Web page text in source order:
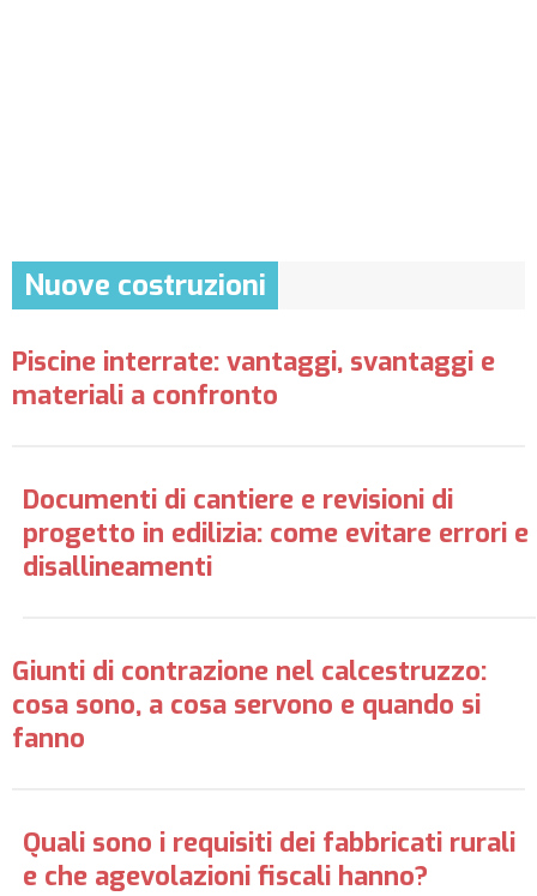
Nuove costruzioni
Piscine interrate: vantaggi, svantaggi e
materiali a confronto
Documenti di cantiere e revisioni di
progetto in edilizia: come evitare errori e
disallineamenti
Giunti di contrazione nel calcestruzzo:
cosa sono, a cosa servono e quando si
fanno
Quali sono i requisiti dei fabbricati rurali
e che agevolazioni fiscali hanno?